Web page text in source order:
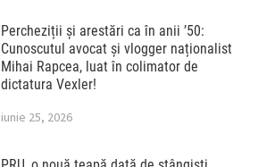
Percheziții și arestări ca în anii ’50:
Cunoscutul avocat și vlogger naționalist
Mihai Rapcea, luat în colimator de
dictatura Vexler!
iunie 25, 2026